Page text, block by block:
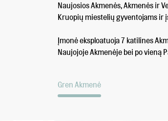
Naujosios Akmenės, Akmenės ir
Kruopių miestelių gyventojams ir
Įmonė eksploatuoja 7 katilines
Naujojoje Akmenėje bei po vieną
Gren Akmenė